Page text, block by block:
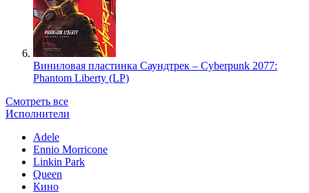
Виниловая пластинка Саундтрек – Cyberpunk 2077:
Phantom Liberty (LP)
Смотреть все
Исполнители
Adele
Ennio Morricone
Linkin Park
Queen
Кино